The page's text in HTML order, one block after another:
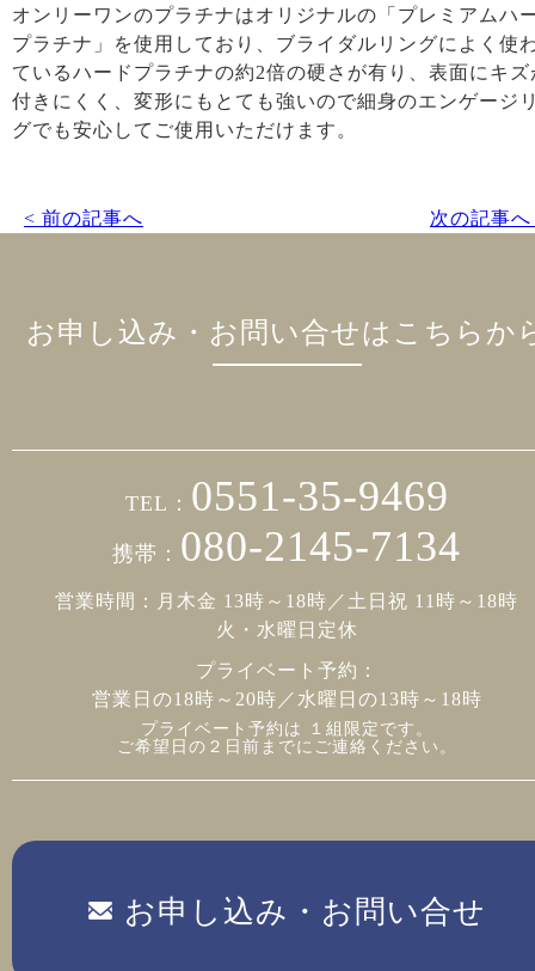
オンリーワンのプラチナはオリジナルの「プレミアムハ
プラチナ」を使用しており、ブライダルリングによく使
ているハードプラチナの約2倍の硬さが有り、表面にキズ
付きにくく、変形にもとても強いので細身のエンゲージ
グでも安心してご使用いただけます。
< 前の記事へ 次の記事
お申し込み・お問い合せはこちらか
TEL： 0551-35-9469
携帯： 080-2145-7134
営業時間：月木金 13時～18時／土日祝 11時～18時
火・水曜日定休
プライベート予約：
営業日の18時～20時／水曜日の13時～18時
プライベート予約は １組限定です。
ご希望日の２日前までにご連絡ください。
お申し込み・お問い合せ